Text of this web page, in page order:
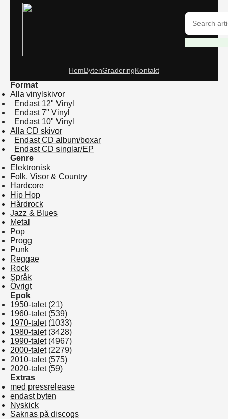
HemBytenGraderingKontakt
Format
Alla vinylskivor
Endast 12" Vinyl
Endast 7" Vinyl
Endast 10" Vinyl
Alla CD skivor
Endast CD album/boxar
Endast CD singlar/EP
Genre
Elektronisk
Folk, Visor & Country
Hardcore
Hip Hop
Hårdrock
Jazz & Blues
Metal
Pop
Progg
Punk
Reggae
Rock
Språk
Övrigt
Epok
1950-talet(21)
1960-talet(539)
1970-talet(1033)
1980-talet(3428)
1990-talet(4967)
2000-talet(2279)
2010-talet(575)
2020-talet(59)
Extras
med pressrelease
endast byten
Nyskick
Saknas på discogs